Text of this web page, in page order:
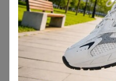
Мастер СП